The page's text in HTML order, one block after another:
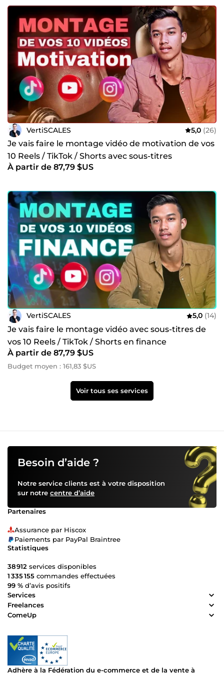
VertiSCALES 5,0 (26)
Je vais faire le montage vidéo de motivation de vos
10 Reels / TikTok / Shorts avec sous-titres
À partir de 87,79 $US
VertiSCALES 5,0 (14)
Je vais faire le montage vidéo avec sous-titres de
vos 10 Reels / TikTok / Shorts en finance
À partir de 87,79 $US
Budget moyen : 161,83 $US
Voir tous ses services
Besoin d’aide ?
Notre service clients est à votre disposition
sur notre centre d’aide
Partenaires
Assurance par Hiscox
Paiements par PayPal Braintree
Statistiques
38 912 services disponibles
1 335 155 commandes effectuées
99 % d’avis positifs
Services
Freelances
ComeUp
Adhère à la Fédération du e-commerce et de la vente à